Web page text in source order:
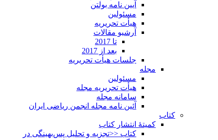
آیین نامه بولتن
مسئولین
هیأت تحریریه
آرشیو مقالات
تا 2017
بعد از 2017
جلسات هیأت تحریریه
مجله
مسئولین
هیأت تحریریه مجله
سامانه مجله
آئین نامه مجله انجمن ریاضی ایران
کتاب
کمیتۀ انتشار کتاب
کتاب <<تجزیه و تحلیل پس‌بهینگی در